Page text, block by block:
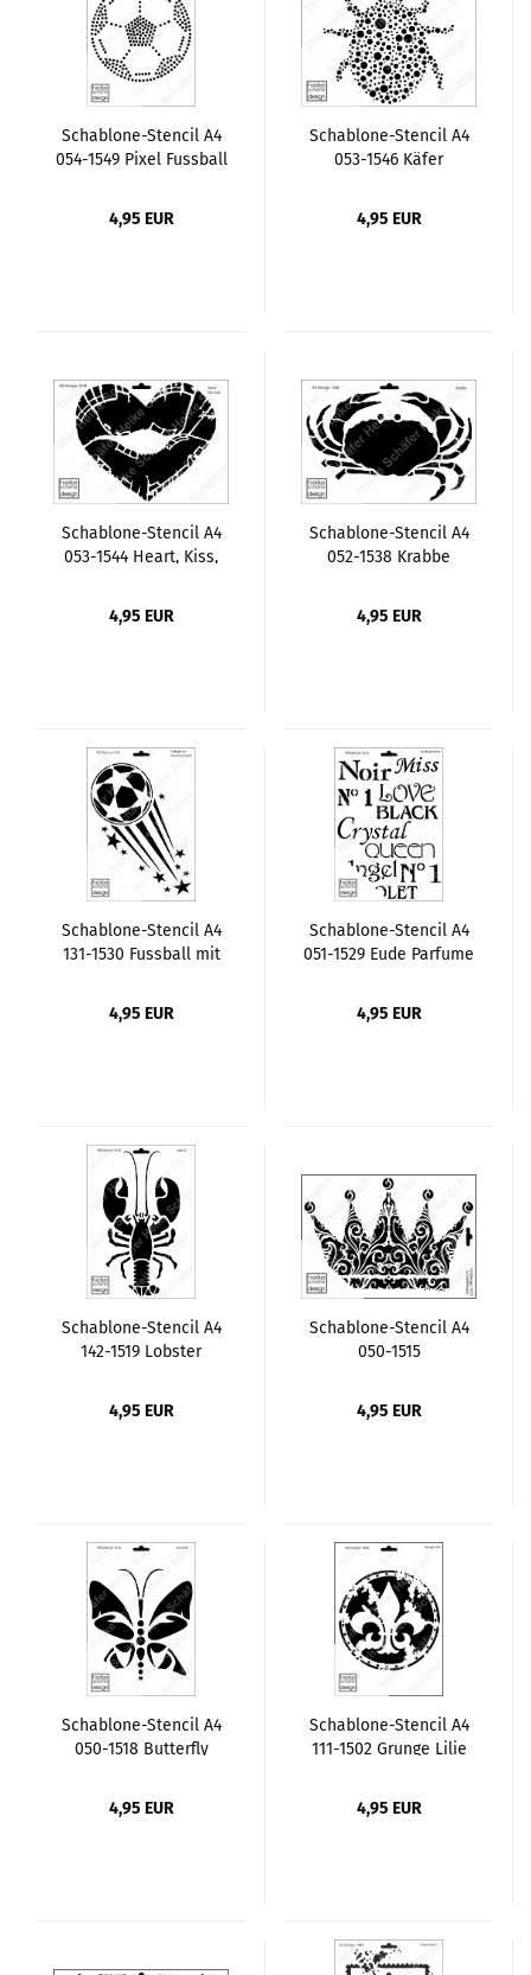
Schablone-Stencil A4
054-1549 Pixel Fussball
4,95 EUR
Schablone-Stencil A4
053-1546 Käfer
4,95 EUR
Schablone-Stencil A4
053-1544 Heart, Kiss,
4,95 EUR
Schablone-Stencil A4
052-1538 Krabbe
4,95 EUR
Schablone-Stencil A4
131-1530 Fussball mit
4,95 EUR
Schablone-Stencil A4
051-1529 Eude Parfume
4,95 EUR
Schablone-Stencil A4
142-1519 Lobster
4,95 EUR
Schablone-Stencil A4
050-1515
4,95 EUR
Schablone-Stencil A4
050-1518 Butterfly
4,95 EUR
Schablone-Stencil A4
111-1502 Grunge Lilie
4,95 EUR